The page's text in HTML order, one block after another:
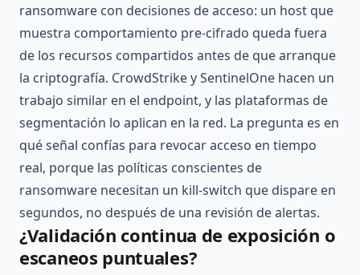
ransomware con decisiones de acceso: un host que
muestra comportamiento pre-cifrado queda fuera
de los recursos compartidos antes de que arranque
la criptografía. CrowdStrike y SentinelOne hacen un
trabajo similar en el endpoint, y las plataformas de
segmentación lo aplican en la red. La pregunta es en
qué señal confías para revocar acceso en tiempo
real, porque las políticas conscientes de
ransomware necesitan un kill-switch que dispare en
segundos, no después de una revisión de alertas.
¿Validación continua de exposición o
escaneos puntuales?